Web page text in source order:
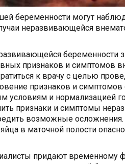
беременности могут
неразвивающейся
беременности
признаков и симптомов
к врачу с целью
признаков и симптомов
условиям и нормализацией
признаки и симптомы
возможные
в маточной полости
придают временному